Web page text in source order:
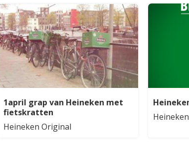
1april grap van Heineken met
fietskratten
Heineken Original